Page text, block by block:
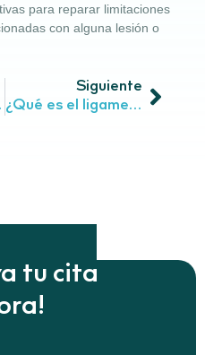
para reparar limitaciones
con alguna lesión o
Siguiente
¿Qué es el ligamento cruzado anterior?
tu cita